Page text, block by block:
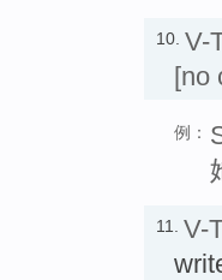
10. V-
[no
例：
11. V-